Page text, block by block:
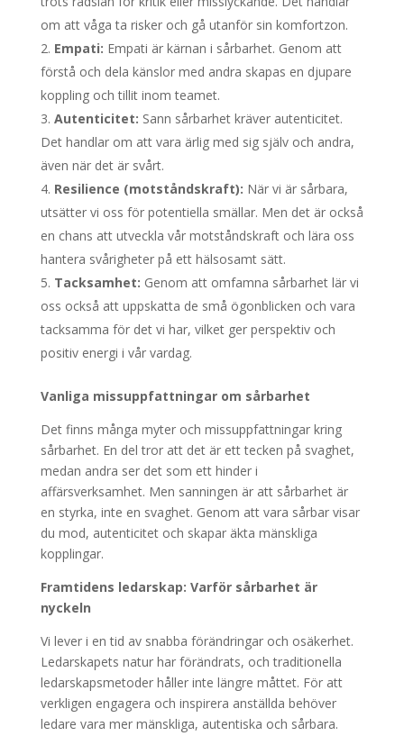
om att våga ta risker och gå utanför sin komfortzon.
Empati: Empati är kärnan i sårbarhet. Genom att
förstå och dela känslor med andra skapas en djupare
koppling och tillit inom teamet.
Autenticitet: Sann sårbarhet kräver autenticitet.
Det handlar om att vara ärlig med sig själv och andra,
även när det är svårt.
Resilience (motståndskraft): När vi är sårbara,
utsätter vi oss för potentiella smällar. Men det är också
en chans att utveckla vår motståndskraft och lära oss
hantera svårigheter på ett hälsosamt sätt.
Tacksamhet: Genom att omfamna sårbarhet lär vi
oss också att uppskatta de små ögonblicken och vara
tacksamma för det vi har, vilket ger perspektiv och
positiv energi i vår vardag.
Vanliga missuppfattningar om sårbarhet
Det finns många myter och missuppfattningar kring
sårbarhet. En del tror att det är ett tecken på svaghet,
medan andra ser det som ett hinder i
affärsverksamhet. Men sanningen är att sårbarhet är
en styrka, inte en svaghet. Genom att vara sårbar visar
du mod, autenticitet och skapar äkta mänskliga
kopplingar.
Framtidens ledarskap: Varför sårbarhet är
nyckeln
Vi lever i en tid av snabba förändringar och osäkerhet.
Ledarskapets natur har förändrats, och traditionella
ledarskapsmetoder håller inte längre måttet. För att
verkligen engagera och inspirera anställda behöver
ledare vara mer mänskliga, autentiska och sårbara.